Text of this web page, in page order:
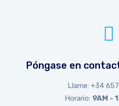
Póngase en
Llame: +34
Horario: 9AM -